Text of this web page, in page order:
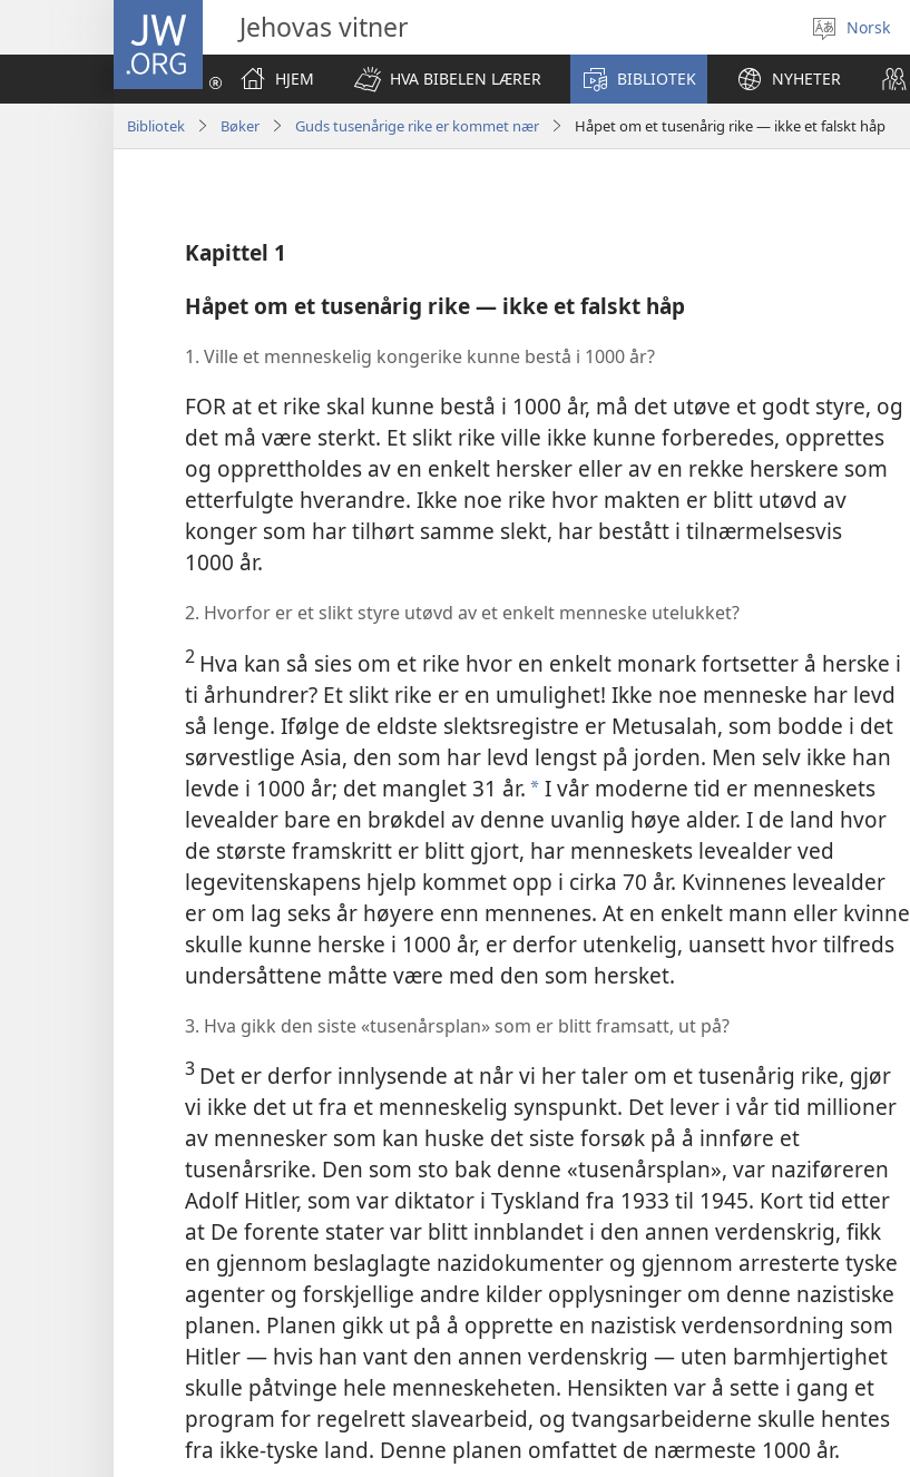
JW.ORG Jehovas vitner
Velg
språk
Norsk
HJEM
HVA BIBELEN LÆRER BIBLIOTEK NYHETER
Bibliotek Bøker Guds tusenårige rike er kommet nær Håpet om et tusenårig rike — ikke et falskt håp
Kapittel 1
Håpet om et tusenårig rike — ikke et falskt håp
1. Ville et menneskelig kongerike kunne bestå i 1000 år?
FOR at et rike skal kunne bestå i 1000 år, må det utøve et godt styre, og
det må være sterkt. Et slikt rike ville ikke kunne forberedes, opprettes
og opprettholdes av en enkelt hersker eller av en rekke herskere som
etterfulgte hverandre. Ikke noe rike hvor makten er blitt utøvd av
konger som har tilhørt samme slekt, har bestått i tilnærmelsesvis
1000 år.
2. Hvorfor er et slikt styre utøvd av et enkelt menneske utelukket?
2 Hva kan så sies om et rike hvor en enkelt monark fortsetter å herske i
ti århundrer? Et slikt rike er en umulighet! Ikke noe menneske har levd
så lenge. Ifølge de eldste slektsregistre er Metusalah, som bodde i det
sørvestlige Asia, den som har levd lengst på jorden. Men selv ikke han
levde i 1000 år; det manglet 31 år. * I vår moderne tid er menneskets
levealder bare en brøkdel av denne uvanlig høye alder. I de land hvor
de største framskritt er blitt gjort, har menneskets levealder ved
legevitenskapens hjelp kommet opp i cirka 70 år. Kvinnenes levealder
er om lag seks år høyere enn mennenes. At en enkelt mann eller kvinne
skulle kunne herske i 1000 år, er derfor utenkelig, uansett hvor tilfreds
undersåttene måtte være med den som hersket.
3. Hva gikk den siste «tusenårsplan» som er blitt framsatt, ut på?
3 Det er derfor innlysende at når vi her taler om et tusenårig rike, gjør
vi ikke det ut fra et menneskelig synspunkt. Det lever i vår tid millioner
av mennesker som kan huske det siste forsøk på å innføre et
tusenårsrike. Den som sto bak denne «tusenårsplan», var naziføreren
Adolf Hitler, som var diktator i Tyskland fra 1933 til 1945. Kort tid etter
at De forente stater var blitt innblandet i den annen verdenskrig, fikk
en gjennom beslaglagte nazidokumenter og gjennom arresterte tyske
agenter og forskjellige andre kilder opplysninger om denne nazistiske
planen. Planen gikk ut på å opprette en nazistisk verdensordning som
Hitler — hvis han vant den annen verdenskrig — uten barmhjertighet
skulle påtvinge hele menneskeheten. Hensikten var å sette i gang et
program for regelrett slavearbeid, og tvangsarbeiderne skulle hentes
fra ikke-tyske land. Denne planen omfattet de nærmeste 1000 år.